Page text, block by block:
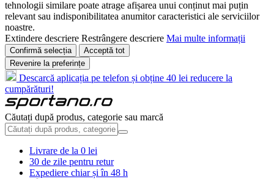
tehnologii similare poate atrage afișarea unui conținut mai puțin
relevant sau indisponibilitatea anumitor caracteristici ale serviciilor
noastre.
Extindere descriere Restrângere descriere Mai multe informații
Confirmă selecția
Acceptă tot
Revenire la preferințe
Descarcă aplicația pe telefon și obține 40 lei reducere la
cumpărături!
Căutați după produs, categorie sau marcă
Livrare de la 0 lei
30 de zile pentru retur
Expediere chiar și în 48 h